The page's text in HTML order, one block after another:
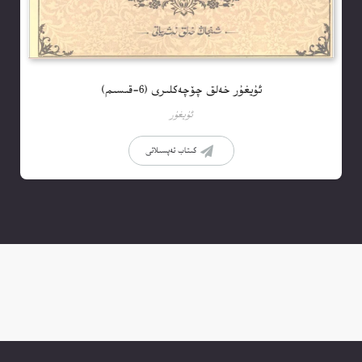
ئۇيغۇر خەلق چۆچەكلىرى (6-قىسىم)
ئۇيغۇر
كىتاب تەپسىلاتى